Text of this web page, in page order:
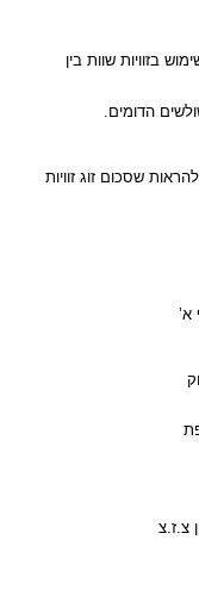
בזוויות שוות בין
הדומים.
שסכום זוג זוויות
א’
צ.ז.צ